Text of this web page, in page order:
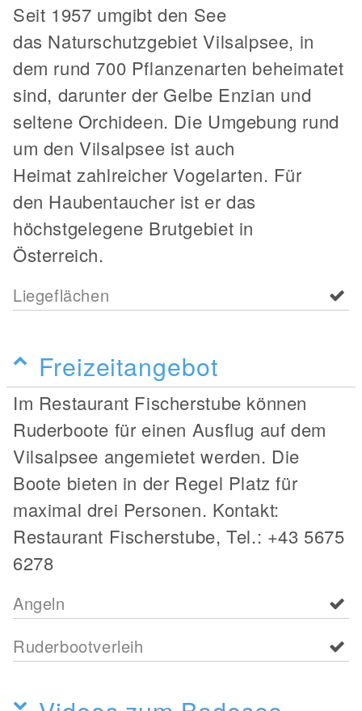
Seit 1957 umgibt den See
das Naturschutzgebiet Vilsalpsee, in
dem rund 700 Pflanzenarten beheimatet
sind, darunter der Gelbe Enzian und
seltene Orchideen. Die Umgebung rund
um den Vilsalpsee ist auch
Heimat zahlreicher Vogelarten. Für
den Haubentaucher ist er das
höchstgelegene Brutgebiet in
Österreich.
Liegeflächen
Freizeitangebot
Im Restaurant Fischerstube können
Ruderboote für einen Ausflug auf dem
Vilsalpsee angemietet werden. Die
Boote bieten in der Regel Platz für
maximal drei Personen. Kontakt:
Restaurant Fischerstube, Tel.: +43 5675
6278
Angeln
Ruderbootverleih